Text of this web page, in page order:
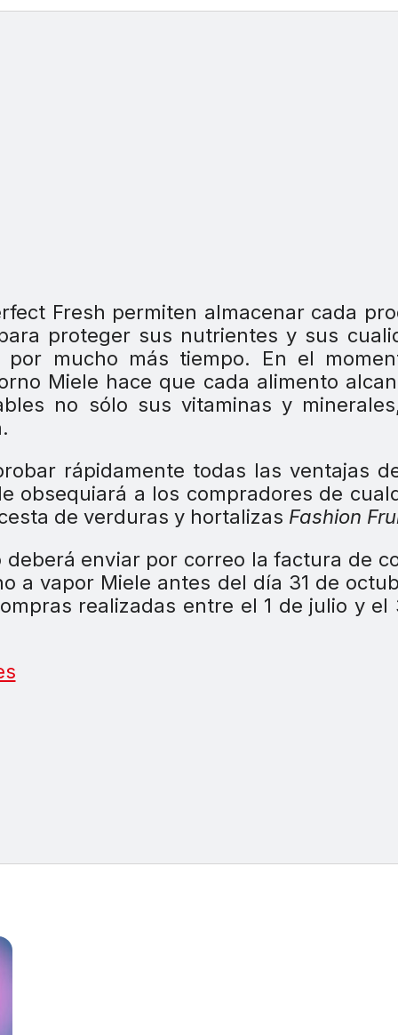
Fresh permiten almacenar cada
proteger sus nutrientes y sus
mucho más tiempo. En el
Miele hace que cada alimento
no sólo sus vitaminas y
rápidamente todas las ventajas
obsequiará a los compradores de
de verduras y hortalizas Fashion
enviar por correo la factura de
a vapor Miele antes del día 31 de
realizadas entre el 1 de julio y el